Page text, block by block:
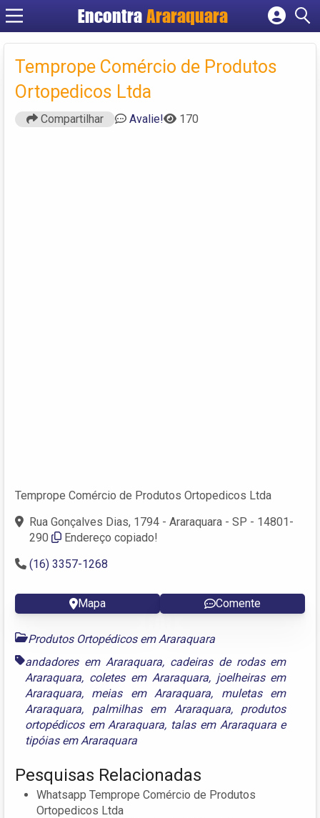
EncontraAraraquara
Cadastrar empresa
Criar conta
Temprope Comércio de Produtos
Ortopedicos Ltda
Compartilhar Avalie! 170
Temprope Comércio de Produtos Ortopedicos Ltda
Rua Gonçalves Dias, 1794 - Araraquara - SP - 14801-
290
Endereço copiado!
(16) 3357-1268
Mapa Comente
Produtos Ortopédicos em Araraquara
andadores em Araraquara, cadeiras de rodas em
Araraquara, coletes em Araraquara, joelheiras em
Araraquara, meias em Araraquara, muletas em
Araraquara, palmilhas em Araraquara, produtos
ortopédicos em Araraquara, talas em Araraquarae
tipóias em Araraquara
Pesquisas Relacionadas
Whatsapp Temprope Comércio de Produtos
Ortopedicos Ltda